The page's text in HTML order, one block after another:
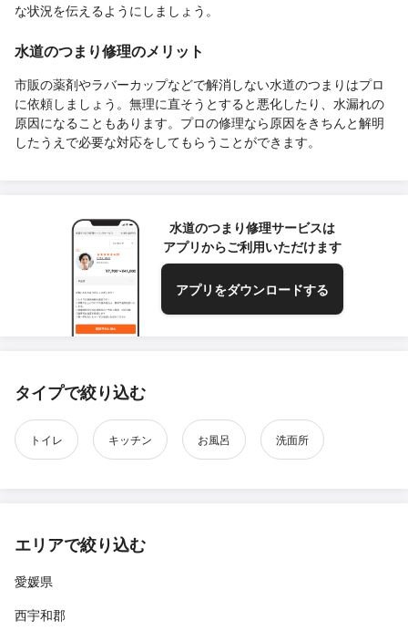
な状況を伝えるようにしましょう。
水道のつまり修理のメリット
市販の薬剤やラバーカップなどで解消しない水道のつまりはプロ
に依頼しましょう。無理に直そうとすると悪化したり、水漏れの
原因になることもあります。プロの修理なら原因をきちんと解明
したうえで必要な対応をしてもらうことができます。
水道のつまり修理サービスは
アプリからご利用いただけます
アプリをダウンロードする
タイプで絞り込む
トイレ キッチン お風呂 洗面所
エリアで絞り込む
愛媛県
西宇和郡